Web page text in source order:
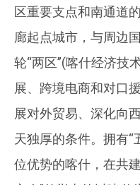
区重要支点和南通道
廊起点城市，与周边
轮“两区”(喀什经济技
展、跨境电商和对口
展对外贸易、深化向
天独厚的条件。拥有“
位优势的喀什，在共